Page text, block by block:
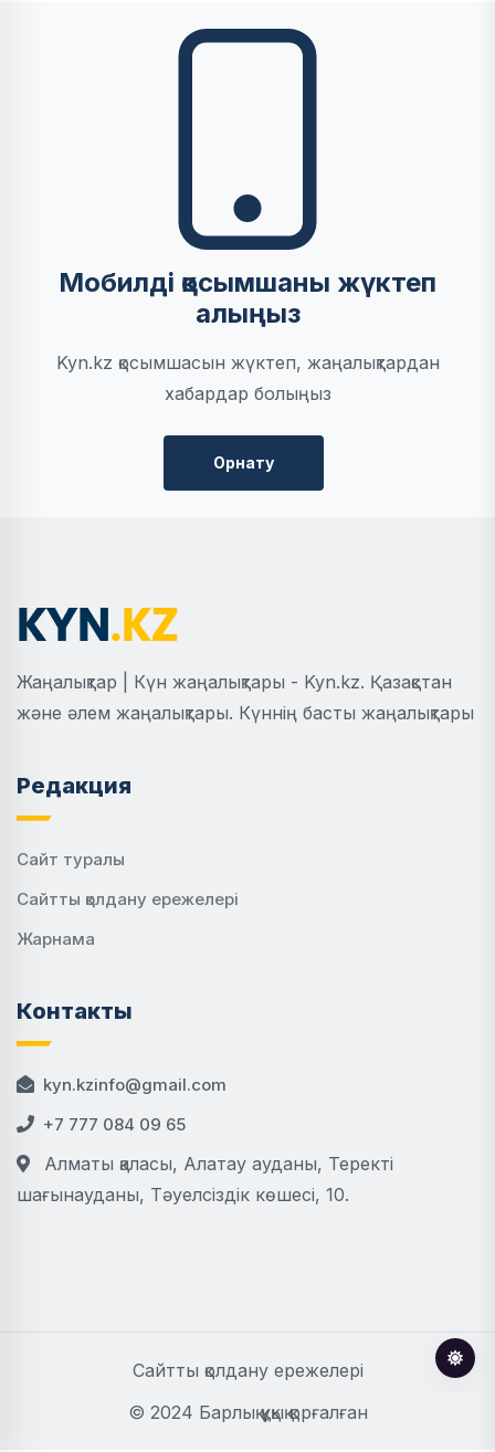
Мобилді қосымшаны жүктеп
алыңыз
Kyn.kz қосымшасын жүктеп, жаңалықтардан
хабардар болыңыз
Орнату
Жаңалықтар | Күн жаңалықтары - Kyn.kz. Қазақстан
және әлем жаңалықтары. Күннің басты жаңалықтары
Редакция
Сайт туралы
Сайтты қолдану ережелері
Жарнама
Контакты
kyn.kzinfo@gmail.com
+7 777 084 09 65
Алматы қаласы, Алатау ауданы, Теректі
шағынауданы, Тәуелсіздік көшесі, 10.
Сайтты қолдану ережелері
© 2024 Барлық құқық қорғалған